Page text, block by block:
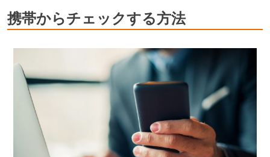
携帯からチェックする方法